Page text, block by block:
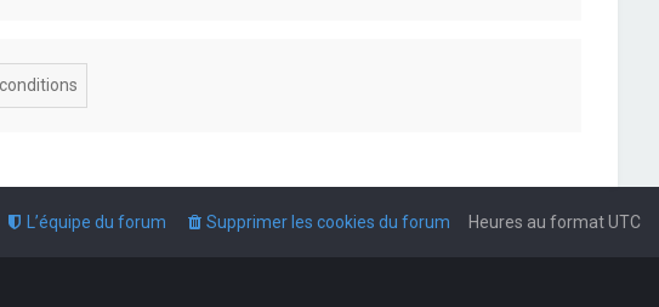
Heures au formatUTC
Supprimer les cookies du forum
L’équipe du forum